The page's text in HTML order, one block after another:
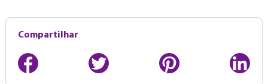
Compartilhar